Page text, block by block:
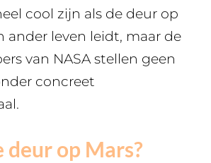
cool zijn als de deur op
ander leven leidt, maar de
van NASA stellen geen
concreet
deur op Mars?